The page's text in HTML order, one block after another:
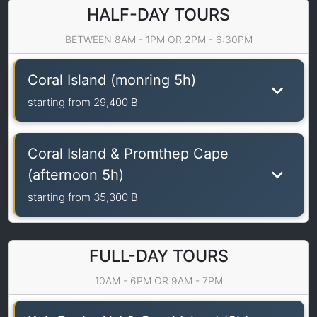
HALF-DAY TOURS
BETWEEN 8AM - 1PM OR 2PM - 6:30PM
Coral Island (monring 5h)
starting from 29,400 ฿
Coral Island & Promthep Cape
(afternoon 5h)
starting from 35,300 ฿
FULL-DAY TOURS
10AM - 6PM OR 9AM - 7PM